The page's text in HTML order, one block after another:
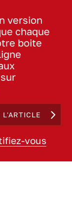
version
chaque
boite
L'ARTICLE
vous